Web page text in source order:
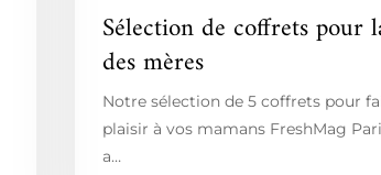
Sélection de coffrets pour
des mères
Notre sélection de 5 coffrets pour
plaisir à vos mamans FreshMag
a…